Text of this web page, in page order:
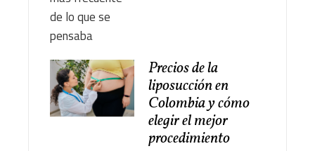
Precios de la
liposucción en
Colombia y cómo
elegir el mejor
procedimiento